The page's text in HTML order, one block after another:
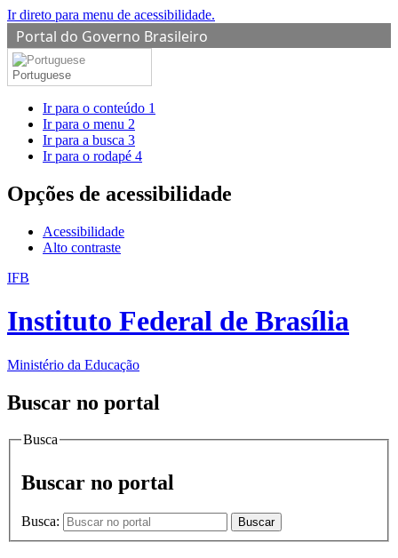
Ir direto para menu de acessibilidade.
Portal do Governo Brasileiro
Portuguese
Ir para o conteúdo 1
Ir para o menu 2
Ir para a busca 3
Ir para o rodapé 4
Opções de acessibilidade
Acessibilidade
Alto contraste
IFB
Instituto Federal de Brasília
Ministério da Educação
Buscar no portal
Busca
Buscar no portal
Busca: Buscar